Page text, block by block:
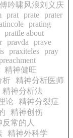
吟啸风浪刘义庆
prat prate prater
prating
prattle about
pravda
prave
praxiteles pray
精神健旺
析
精神分析医师
精神分析法
论
精神分裂症
精神创伤
反常的人
精神外科学